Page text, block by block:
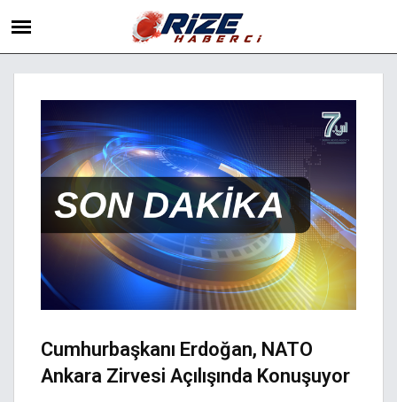
Cumhurbaşkanı Erdoğan, NATO
Ankara Zirvesi Açılışında Konuşuyor